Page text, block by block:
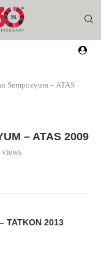
Sempozyum – ATAS
– ATAS 2009
views
TATKON 2013